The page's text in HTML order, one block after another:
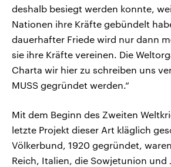
deshalb besiegt werden konnte,
Nationen ihre Kräfte gebündelt
dauerhafter Friede wird nur dann
sie ihre Kräfte vereinen. Die
Charta wir hier zu schreiben uns
MUSS gegründet werden.“
Mit dem Beginn des Zweiten
letzte Projekt dieser Art kläglich
Völkerbund, 1920 gegründet,
Reich, Italien, die Sowjetunion und